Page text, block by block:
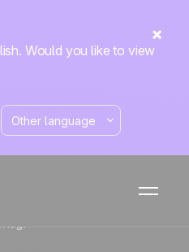
Would you like to view
xnoCRM
Tool, das sich in